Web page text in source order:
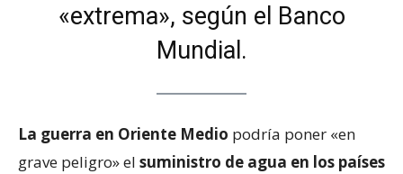
«extrema», según el Banco
Mundial.
La guerra en Oriente Medio podría poner «en
grave peligro» el suministro de agua en los países